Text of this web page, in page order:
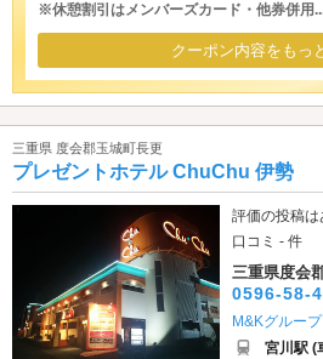
※休憩割引はメンバーズカード・他券併用
クーポン内容をもっ
三重県 度会郡玉城町長更
プレゼントホテル ChuChu 伊勢
評価の投稿は
口コミ - 件
三重県度会
0596-58-
M&Kグループ
宮川駅 (